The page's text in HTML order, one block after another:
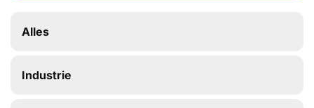
Alles
Industrie